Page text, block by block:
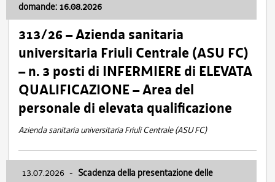
domande: 16.08.2026
313/26 – Azienda sanitaria
universitaria Friuli Centrale (ASU FC)
– n. 3 posti di INFERMIERE di ELEVATA
QUALIFICAZIONE – Area del
personale di elevata qualificazione
Azienda sanitaria universitaria Friuli Centrale (ASU FC)
13.07.2026 - Scadenza della presentazione delle